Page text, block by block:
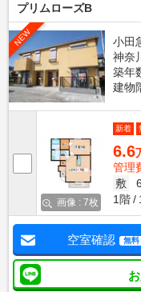
プリムローズB
NEW
小田
神奈
築年
建物
画像 : 7枚
新着
6.6
管理
敷
1階
空室確認 無料